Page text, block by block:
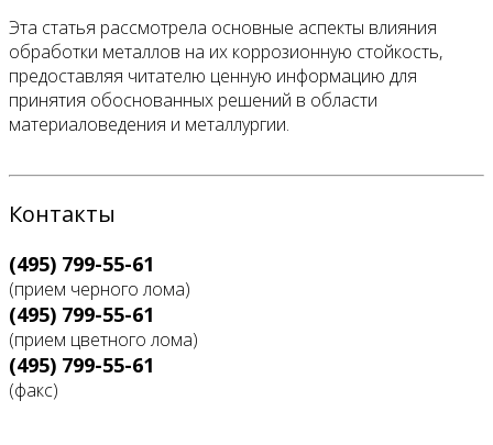
Эта статья рассмотрела основные аспекты влияния
обработки металлов на их коррозионную стойкость,
предоставляя читателю ценную информацию для
принятия обоснованных решений в области
материаловедения и металлургии.
Контакты
(495) 799-55-61
(прием черного лома)
(495) 799-55-61
(прием цветного лома)
(495) 799-55-61
(факс)